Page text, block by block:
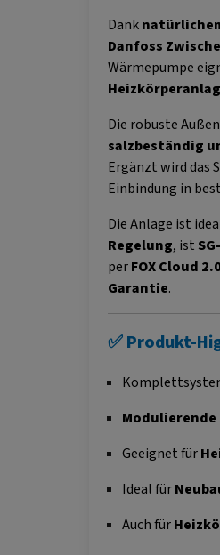
Dank
Danfoss
Wärmepumpe
Die robuste
salzbeständig
Ergänzt wird das
Einbindung in
Die Anlage ist
Regelung, ist
perFOX Cloud
Garantie.
✅ Produkt-
Modulierende
Geeignet für
Ideal für
Auch für